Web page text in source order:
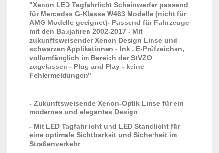
"Xenon LED Tagfahrlicht Scheinwerfer passend
für Mercedes G-Klasse W463 Modelle (nicht für
AMG Modelle geeignet)- Passend für Fahrzeuge
mit den Baujahren 2002-2017 - Mit
zukunftsweisender Xenon Design Linse und
schwarzen Applikationen - Inkl. E-Prüfzeichen,
vollumfänglich im Bereich der StVZO
zugelassen - Plug and Play - keine
Fehlermeldungen"
- Zukunftsweisende Xenon-Optik Linse für ein
modernes und elegantes Design
- Mit LED Tagfahrlicht und LED Standlicht für
eine optimale Sichtbarkeit und Sicherheit im
Straßenverkehr